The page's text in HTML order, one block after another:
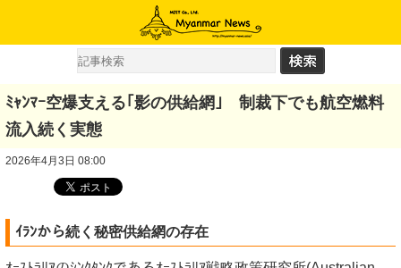
ﾐｬﾝﾏｰ空爆支える｢影の供給網｣ 制裁下でも航空燃料
流入続く実態
2026年4月3日 08:00
ｲﾗﾝから続く秘密供給網の存在